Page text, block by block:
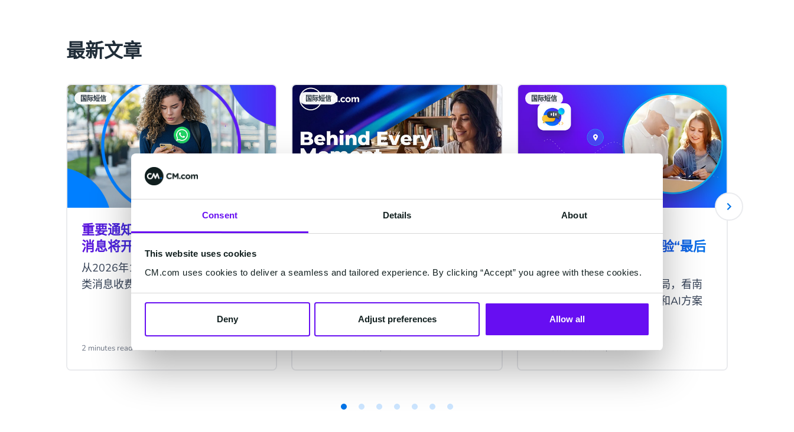
Consent Details About
This website uses cookies
CM.com uses cookies to deliver a seamless and tailored experience. By clicking “Accept” you agree with these cookies.
Deny Adjust preferences Allow all
最新文章
国际短信
重要通知 | WhatsApp服务类
消息将开始收费
从2026年10月1日起，Meta将对服务
类消息收费。
2 minutes read·Jul 29, 2026
国际短信
品牌全新定位正式发布 |
从一条短信到AI智能体，一个平台，
转！
2 minutes read·Jul 27, 2026
国际短信
出海物流企业如何用
CPaaS+AI打通客户体验“最后
出海物流企业面临的三重困局，看南
非物流企业如何通过CPaaS和AI方案
优化客户体验。
2 minutes read·Jul 16, 2026